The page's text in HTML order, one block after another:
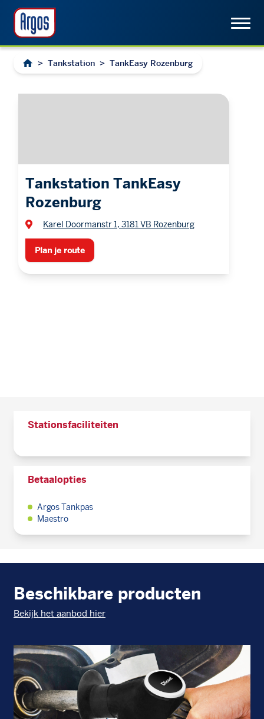
> Tankstation > TankEasy Rozenburg
Tankstation TankEasy
Rozenburg
Karel Doormanstr 1, 3181 VB Rozenburg
Plan je route
Stationsfaciliteiten
Betaalopties
Argos Tankpas
Maestro
Beschikbare producten
Bekijk het aanbod hier